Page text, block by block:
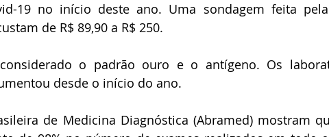
19 no início deste ano. Uma sondagem feita pela
de R$ 89,90 a R$ 250.
o padrão ouro e o antígeno. Os
desde o início do ano.
de Medicina Diagnóstica (Abramed) mostram